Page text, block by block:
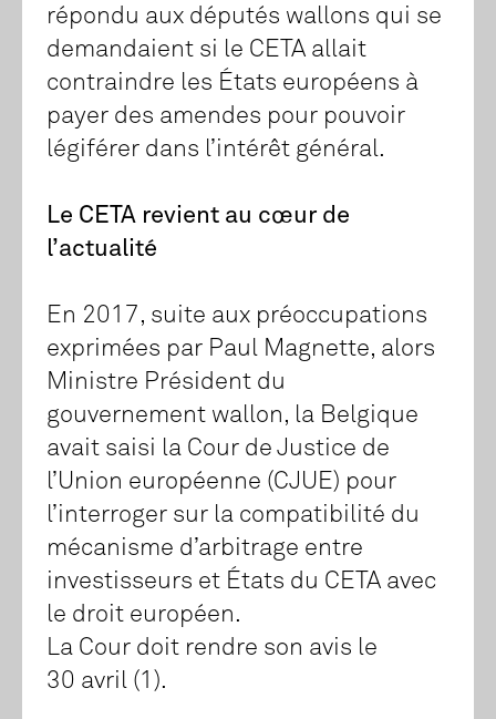
répondu aux députés wallons qui se
demandaient si le CETA allait
contraindre les États européens à
payer des amendes pour pouvoir
légiférer dans l’intérêt général.
Le CETA revient au cœur de
l’actualité
En 2017, suite aux préoccupations
exprimées par Paul Magnette, alors
Ministre Président du
gouvernement wallon, la Belgique
avait saisi la Cour de Justice de
l’Union européenne (CJUE) pour
l’interroger sur la compatibilité du
mécanisme d’arbitrage entre
investisseurs et États du CETA avec
le droit européen.
La Cour doit rendre son avis le
30 avril (1).